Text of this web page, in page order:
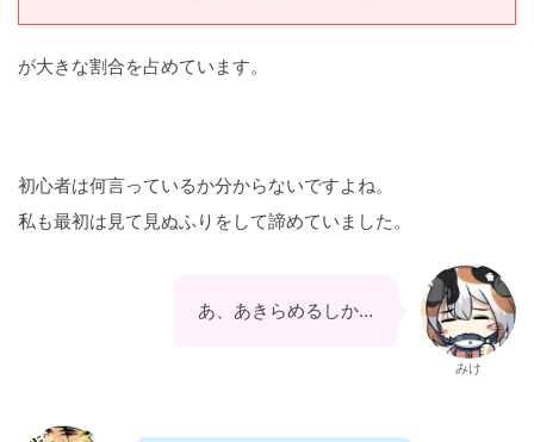
が大きな割合を占めています。
初心者は何言っているか分からないですよね。
私も最初は見て見ぬふりをして諦めていました。
あ、あきらめるしか…
みけ